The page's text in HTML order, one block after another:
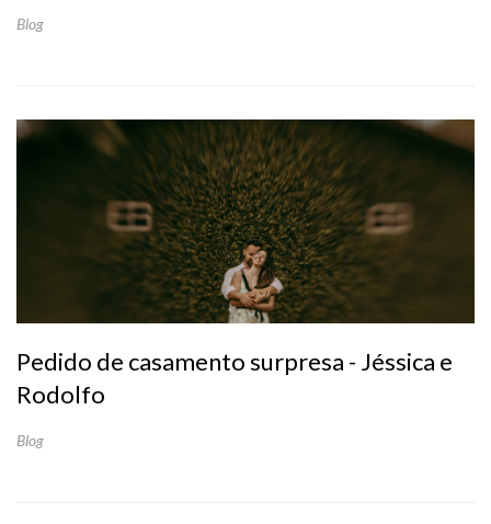
Blog
Pedido de casamento surpresa - Jéssica e
Rodolfo
Blog